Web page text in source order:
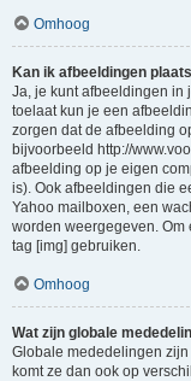
Omhoog
Kan ik afbeeldingen
Ja, je kunt afbeeldingen in
toelaat kun je een
zorgen dat de afbeelding
bijvoorbeeld http://
afbeelding op je eigen
is). Ook afbeeldingen die
Yahoo mailboxen, een
worden weergegeven. Om
tag [img] gebruiken.
Omhoog
Wat zijn globale
Globale mededelingen
komt ze dan ook op